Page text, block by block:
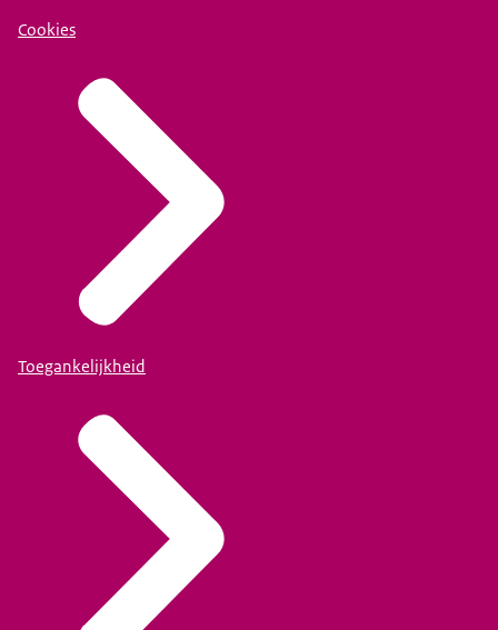
Cookies
Toegankelijkheid